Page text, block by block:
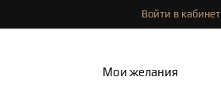
Войти в кабинет
Мои желания